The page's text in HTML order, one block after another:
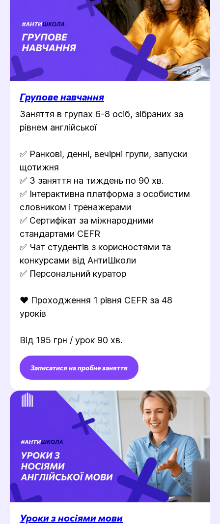
Групове навчання
Заняття в групах 6-8 осіб, зібраних за
рівнем англійської
✅ Ранкові, денні, вечірні групи, запуски
щотижня
✅ 3 заняття на тиждень по 90 хв.
✅ Інтерактивна платформа з особистим
словником і тренажерами
✅ Сертифікат за міжнародними
стандартами CEFR
✅ Чат студентів з корисностями та
конкурсами від АнтиШколи
✅ Персональний куратор
❤️ Проходження 1 рівня CEFR за 48
уроків
Від 195 грн / урок 90 хв.
Записатися на пробне заняття
Уроки з носіями мови